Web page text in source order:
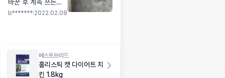
바꾼 후 계속 쓰는데
장점은 흡수가 잘되고
에 배변한게 잘 보이
지 않는다는 것입니다
b******* 2022.02.08
베스트브리드
홀리스틱 캣 다이어트 치
킨 1.8kg